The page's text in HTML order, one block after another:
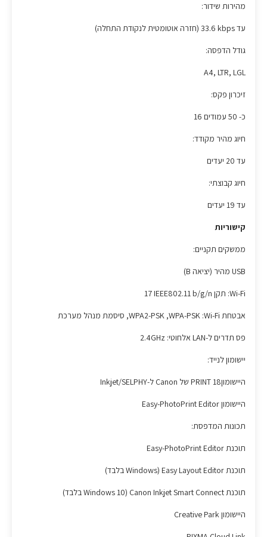
מהירות שידור:
עד ‎33.6 kbps (חזרה אוטומטית לנקודת התחלה)
גודל הדפסה:
A4, LTR, LGL
זיכרון פקס:
כ- 50 עמודים 16
חיוג מהיר מקודד:
עד 20 יעדים
חיוג קבוצתי:
עד 19 יעדים
קישוריות
ממשקים תקניים:
USB מהיר (יציאה B)
Wi-Fi: תקן IEEE802.11 b/g/n ‏17‎
אבטחת Wi-Fi:‏ WPA-PSK‏, WPA2-PSK, סיסמת מנהל מערכת
פס תדרים ל-LAN אלחוטי: 2.4GHz
יישומון לנייד:
היישומון18‏ PRINT של Canon ל-Inkjet/SELPHY
היישומון Easy-PhotoPrint Editor‏‎‎
תכונות המדפסת:
תוכנת Easy-PhotoPrint Editor‏‎
תוכנת Easy Layout Editor (‏Windows בלבד)
תוכנת Canon Inkjet Smart Connect‏ (Windows 10 בלבד)
היישומון Creative Park